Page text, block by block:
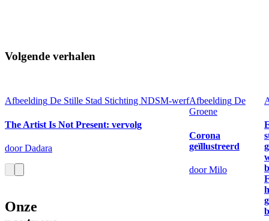
Volgende verhalen
Afbeelding De Stille Stad Stichting NDSM-werf
The Artist Is Not Present: vervolg
door Dadara
Afbeelding De
Groene
Corona
geïllustreerd
door Milo
Onze